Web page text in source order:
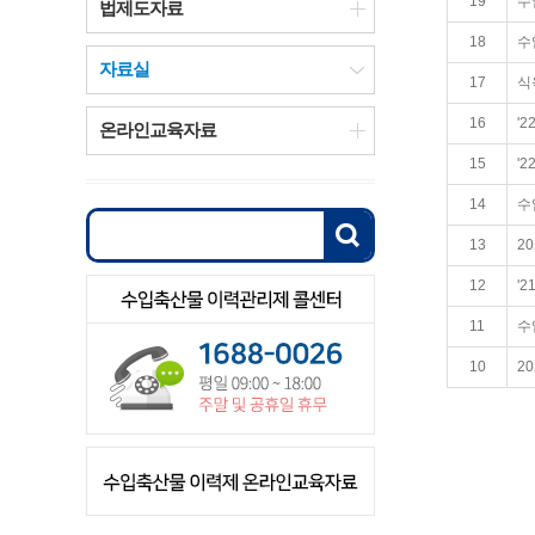
법제도자료
자료실
온라인교육자료
18
17 식
16
15
14
13
12
11
10